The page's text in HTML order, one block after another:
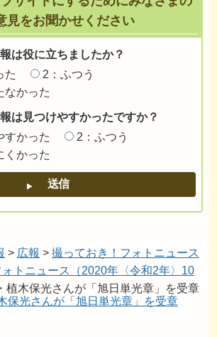
見をお聞かせください
は役に立ちましたか？
た
2：ふつう
なかった
は見つけやすかったですか？
すかった
2：ふつう
くかった
> 広報 > 撮っておき！フォトニュース
トニュース（2020年〈令和2年〉10
植木保光さんが「旭日単光章」を受章
保光さんが「旭日単光章」を受章